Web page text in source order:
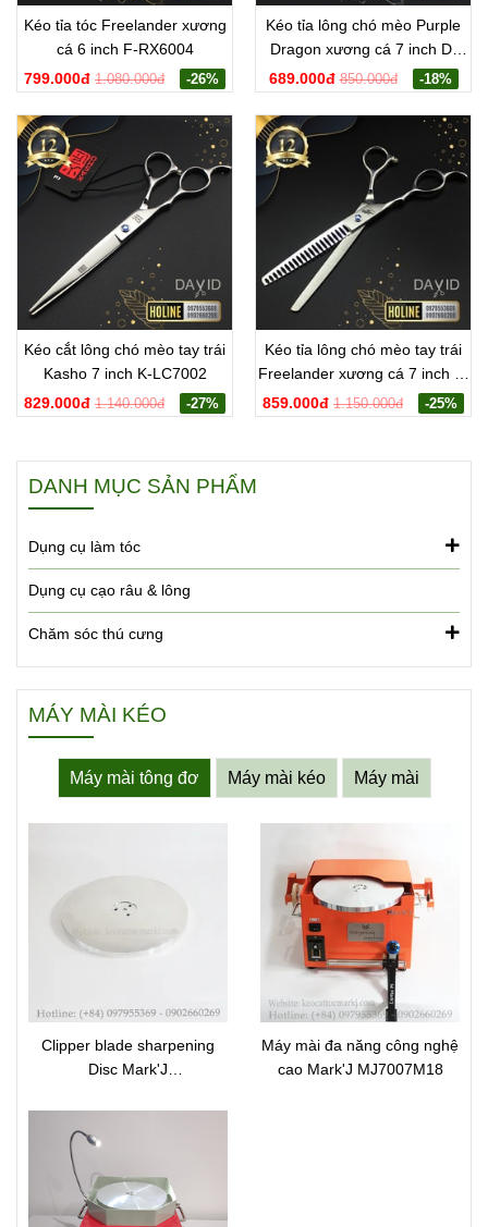
Kéo tỉa tóc Freelander xương
cá 6 inch F-RX6004
799.000đ 1.080.000đ -26%
Kéo tỉa lông chó mèo Purple
Dragon xương cá 7 inch D-
RX7003
689.000đ 850.000đ -18%
Kéo cắt lông chó mèo tay trái
Kasho 7 inch K-LC7002
829.000đ 1.140.000đ -27%
Kéo tỉa lông chó mèo tay trái
Freelander xương cá 7 inch F-
LX7001
859.000đ 1.150.000đ -25%
DANH MỤC SẢN PHẨM
Dụng cụ làm tóc
Dụng cụ cạo râu & lông
Chăm sóc thú cưng
MÁY MÀI KÉO
Máy mài tông đơ Máy mài kéo Máy mài
Clipper blade sharpening
Disc Mark'J
Máy mài đa năng công nghệ
cao Mark'J MJ7007M18